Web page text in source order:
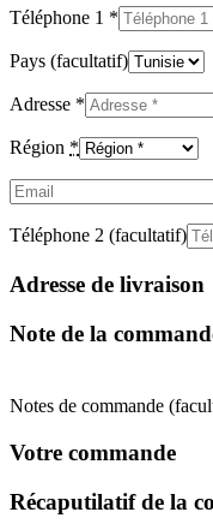
Téléphone 1 *
Pays (facultatif)
Adresse *
Région *
Email
Téléphone 2 (facultatif)
Adresse de livraison
Note de la
Notes de commande
Votre commande
Récaputilatif de la